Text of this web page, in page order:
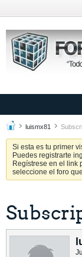
luismx81
Si esta es tu primer
Puedes registrarte
Regístrese en el link
seleccione el foro